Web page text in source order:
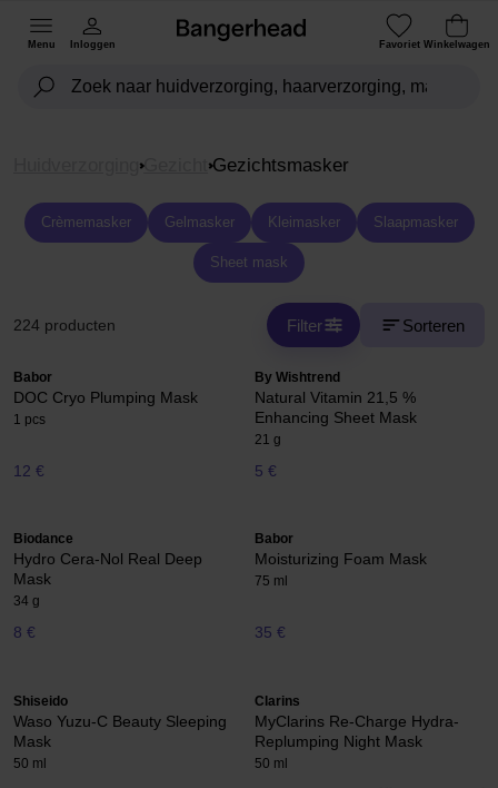
Menu Inloggen Favoriet Winkelwagen
Gezicht Gezichtsmasker
Crèmemasker Gelmasker Kleimasker Slaapmasker
Sheet mask
224 producten Filter Sorteren
Babor
DOC Cryo Plumping Mask
1 pcs
12 €
By Wishtrend
Natural Vitamin 21,5 %
Enhancing Sheet Mask
21 g
5 €
Biodance
Hydro Cera-Nol Real Deep
Mask
34 g
8 €
Babor
Moisturizing Foam Mask
75 ml
35 €
Shiseido
Waso Yuzu-C Beauty Sleeping
Mask
50 ml
Clarins
MyClarins Re-Charge Hydra-
Replumping Night Mask
50 ml